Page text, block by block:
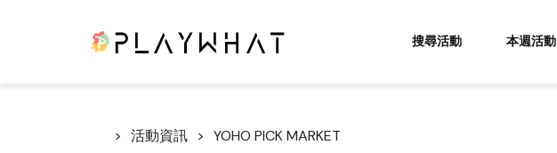
搜尋活動 本週活動
活動資訊 YOHO PICK MARKET